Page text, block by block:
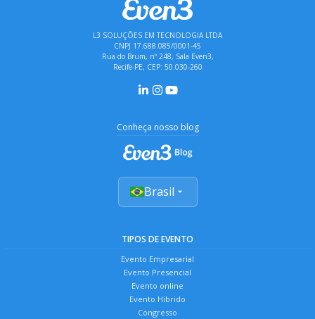
L3 SOLUÇÕES EM TECNOLOGIA LTDA
CNPJ 17.688.085/0001-45
Rua do Brum, nº 248, Sala Even3,
Recife-PE, CEP: 50.030-260
Conheça nosso blog
Brasil
TIPOS DE EVENTO
Evento Empresarial
Evento Presencial
Evento online
Evento Híbrido
Congresso